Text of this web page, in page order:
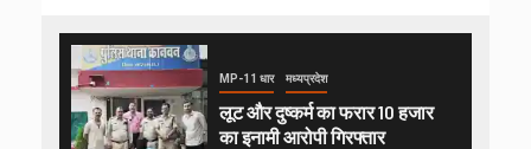
MP-11 धार मध्यप्रदेश
लूट और दुष्कर्म का फरार 10 हजार
का इनामी आरोपी गिरफ्तार